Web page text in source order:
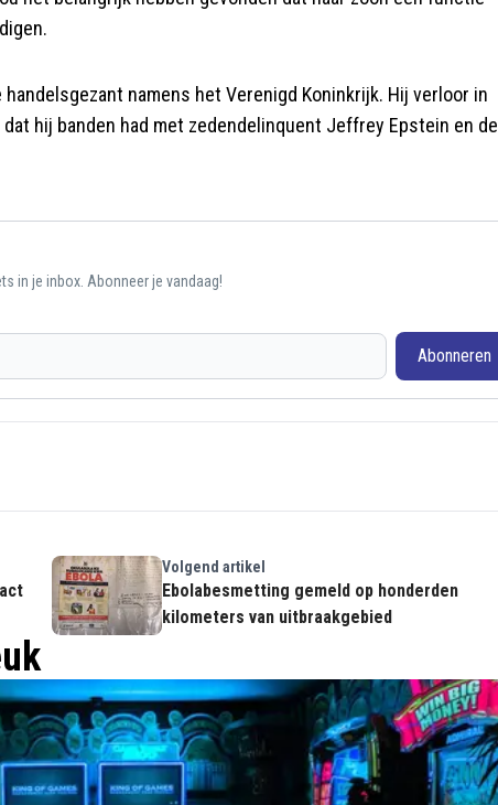
namens het Verenigd Koninkrijk. Hij verloor in
hij banden had met zedendelinquent Jeffrey Epstein en de
in je inbox. Abonneer je vandaag!
Abonneren
Volgend artikel
Ebolabesmetting gemeld op honderden
kilometers van uitbraakgebied